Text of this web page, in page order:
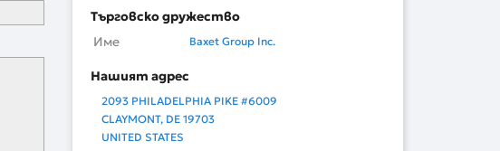
Търговско дружество
Име
Baxet Group Inc.
Нашият адрес
2093 PHILADELPHIA PIKE #6009
CLAYMONT, DE 19703
UNITED STATES